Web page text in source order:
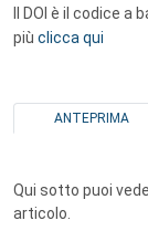
Il DOI è il codice
più clicca qui
ANTEPRIMA
Qui sotto puoi
articolo.